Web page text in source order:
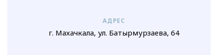
АДРЕС
г. Махачкала, ул. Батырмурзаева, 64